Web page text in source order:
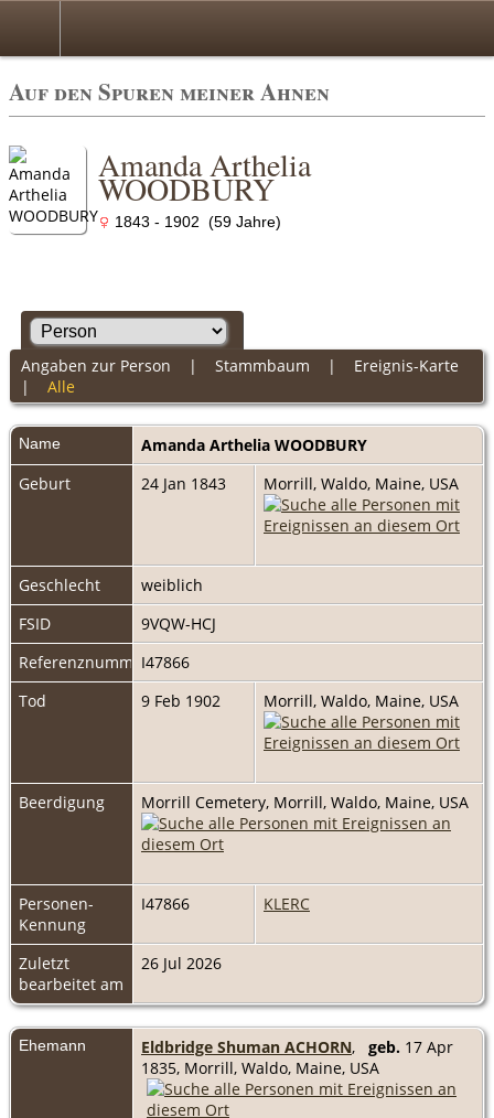
Auf den Spuren meiner Ahnen
Amanda Arthelia
WOODBURY
1843 - 1902 (59 Jahre)
Angaben zur Person | Stammbaum | Ereignis-Karte
| Alle
Name Amanda Arthelia WOODBURY
Geburt
24 Jan 1843 Morrill, Waldo, Maine, USA
Geschlecht
weiblich
FSID
9VQW-HCJ
ReferenznummerI47866
Tod
9 Feb 1902 Morrill, Waldo, Maine, USA
Beerdigung Morrill Cemetery, Morrill, Waldo, Maine, USA
Personen-
Kennung
I47866 KLERC
Zuletzt
bearbeitet am
26 Jul 2026
Ehemann Eldbridge Shuman ACHORN, geb. 17 Apr
1835, Morrill, Waldo, Maine, USA